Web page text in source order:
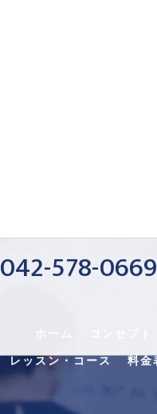
042-578-0669
レッスン・コース
料金